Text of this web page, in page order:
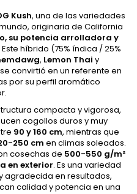
Kush, una de las variedades
originaria de California
su potencia arrolladora y
Este híbrido (75% índica / 25%
, Lemon Thai y
convirtió en un referente en
por su perfil aromático
compacta y vigorosa,
cogollos duros y muy
90 y 160 cm, mientras que
250 cm en climas soleados.
cosechas de 500-550 g/m²
en exterior. Es una variedad
agradecida en resultados,
calidad y potencia en una